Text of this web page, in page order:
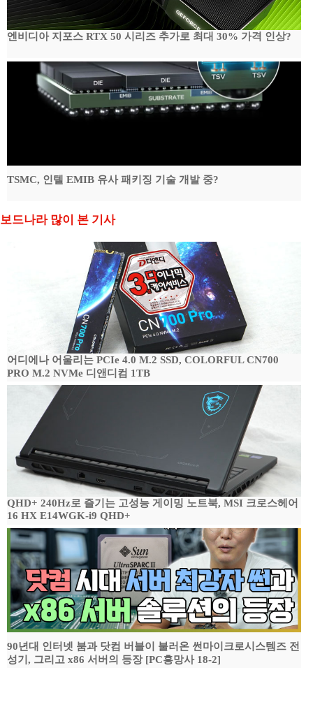
엔비디아 지포스 RTX 50 시리즈 추가로 최대 30% 가격 인상?
TSMC, 인텔 EMIB 유사 패키징 기술 개발 중?
보드나라 많이 본 기사
어디에나 어울리는 PCIe 4.0 M.2 SSD, COLORFUL CN700
PRO M.2 NVMe 디앤디컴 1TB
QHD+ 240Hz로 즐기는 고성능 게이밍 노트북, MSI 크로스헤어
16 HX E14WGK-i9 QHD+
90년대 인터넷 붐과 닷컴 버블이 불러온 썬마이크로시스템즈 전
성기, 그리고 x86 서버의 등장 [PC흥망사 18-2]